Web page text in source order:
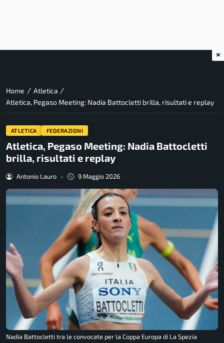
Home / Atletica /
Atletica, Pegaso Meeting: Nadia Battocletti brilla, risultati e replay
ATLETICA FEDERAZIONI
Atletica, Pegaso Meeting: Nadia Battocletti
brilla, risultati e replay
Antonio Lauro - 9 Maggio 2026
Nadia Battocletti tra le convocate per la Coppa Europa di La Spezia
×